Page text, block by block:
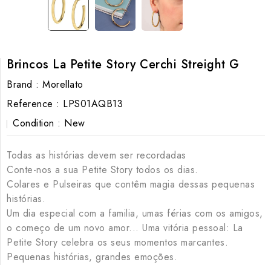
Brincos La Petite Story Cerchi Streight G
Brand : Morellato
Reference : LPS01AQB13
Condition : New
Todas as histórias devem ser recordadas
Conte-nos a sua Petite Story todos os dias.
Colares e Pulseiras que contêm magia dessas pequenas
histórias.
Um dia especial com a familia, umas férias com os amigos,
o começo de um novo amor... Uma vitória pessoal: La
Petite Story celebra os seus momentos marcantes.
Pequenas histórias, grandes emoções.